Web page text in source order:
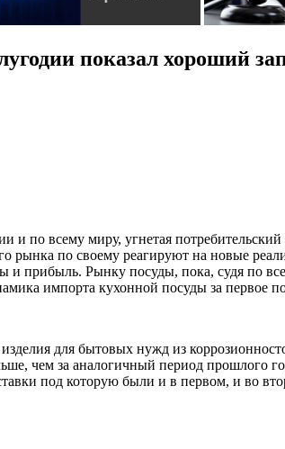
показал хороший
и по всему миру, угнетая
по своему реагируют на новые
прибыль. Рынку посуды, пока, судя по
импорта кухонной посуды за первое
для бытовых нужд из
чем за аналогичный период прошлого
под которую были и в первом, и во